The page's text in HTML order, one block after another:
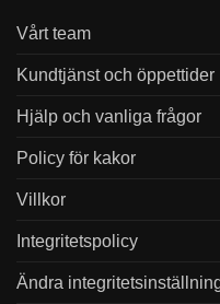
Vårt team
Kundtjänst och öppettider
Hjälp och vanliga frågor
Policy för kakor
Villkor
Integritetspolicy
Ändra